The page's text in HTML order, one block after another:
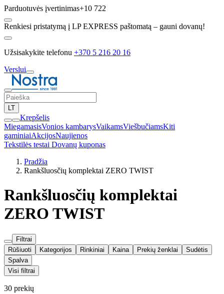
Parduotuvės įvertinimas+10 722
Renkiesi pristatymą į LP EXPRESS paštomatą – gauni dovanų!
Užsisakykite telefonu +370 5 216 20 16
Verslui
LT
Krepšelis
MiegamasisVonios kambarysVaikamsViešbučiamsKiti
gaminiaiAkcijosNaujienos
Tekstilės testai Dovanų kuponas
Pradžia
Rankšluosčių komplektai ZERO TWIST
Rankšluosčių komplektai
ZERO TWIST
Filtrai
Rūšiuoti
Kategorijos Rinkiniai Kaina Prekių ženklai
Sudėtis
Spalva
Visi filtrai
30 prekių